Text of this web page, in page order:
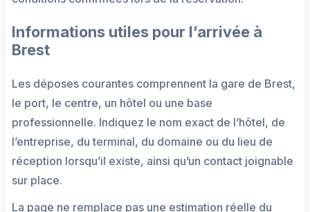
Informations utiles pour l’arrivée à
Brest
Les déposes courantes comprennent la gare de Brest,
le port, le centre, un hôtel ou une base
professionnelle. Indiquez le nom exact de l’hôtel, de
l’entreprise, du terminal, du domaine ou du lieu de
réception lorsqu’il existe, ainsi qu’un contact joignable
sur place.
La page ne remplace pas une estimation réelle du